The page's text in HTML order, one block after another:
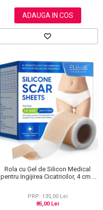
ADAUGA IN COS
Rola cu Gel de Silicon Medical
pentru Ingijirea Cicatricilor, 4 cm x
PRP: 135,00 Lei
85,00 Lei